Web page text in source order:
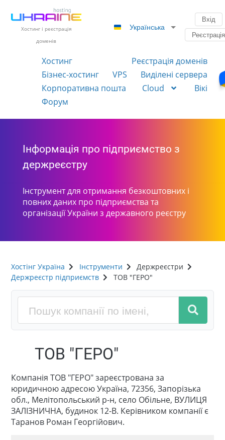
Хостинг і реєстрація
доменів
Українська
Вхід
Реєстрація
Хостинг
Реєстрація доменів
Бізнес-хостинг
VPS
Виділені сервера
Корпоративна пошта
Cloud
Вікі
Форум
Інформація про підприємство з
держреєстру
Інструмент для отримання безкоштовних і
повних даних про підприємства та
організації України з державного реєстру
Хостінг Україна Інструменти
Держреєстри
Держреєстр підприємств
ТОВ "ГЕРО"
ТОВ "ГЕРО"
Компанія ТОВ "ГЕРО" зареєстрована за
юридичною адресою Україна, 72356, Запорізька
обл., Мелітопольський р-н, село Обільне, ВУЛИЦЯ
ЗАЛІЗНИЧНА, будинок 12-В. Керівником компанії є
Таранов Роман Георгійович.